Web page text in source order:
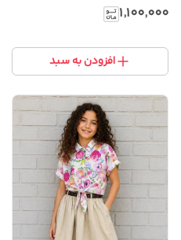
۱٬۱۰۰٬۰۰۰
افزودن به سبد